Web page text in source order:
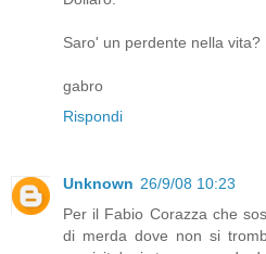
Saro' un perdente nella vita?
gabro
Rispondi
Unknown 26/9/08 10:23
Per il Fabio Corazza che
di merda dove non si